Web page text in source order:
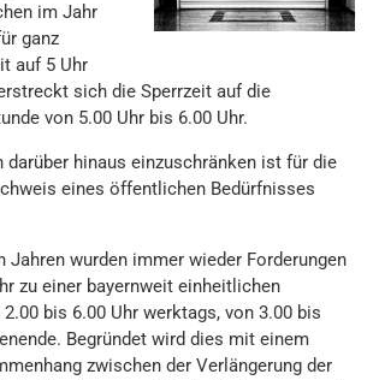
im Jahr
ganz
auf 5 Uhr
sich die Sperrzeit auf die
von 5.00 Uhr bis 6.00 Uhr.
darüber hinaus einzuschränken ist für die
eines öffentlichen Bedürfnisses
Jahren wurden immer wieder Forderungen
zu einer bayernweit einheitlichen
bis 6.00 Uhr werktags, von 3.00 bis
Begründet wird dies mit einem
zwischen der Verlängerung der